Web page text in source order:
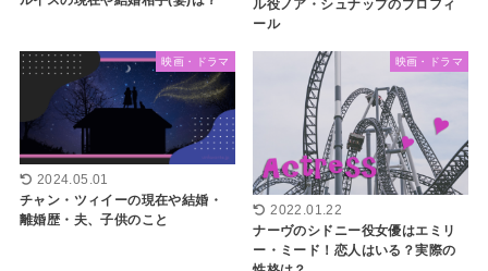
ル役ノア・シュナップのプロフィ
ール
映画・ドラマ
2024.05.01
チャン・ツィイーの現在や結婚・
離婚歴・夫、子供のこと
映画・ドラマ
2022.01.22
ナーヴのシドニー役女優はエミリ
ー・ミード！恋人はいる？実際の